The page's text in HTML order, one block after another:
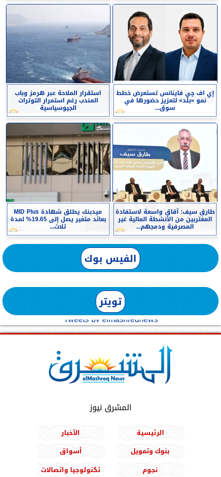
إي اف چي فاينانس تستعرض خطط
نمو «بلد» لتعزيز حضورها في
سوق...
استقرار الملاحة عبر هرمز وباب
المندب رغم استمرار التوترات
الجيوسياسية
طارق سيف: آقاق واسعة لاستفادة
المغتربين من الأنشطة المالية غير
المصرفية ودمجهم...
ميدبنك يطلق شهادة MID Plus
بعائد متغير يصل إلى 19.65% لمدة
ثلاث...
الفيس بوك
تويتر
Tweets by elmashreqnews
المشرق نيوز
الرئيسية
الأخبار
بنوك وتمويل
أسواق
نجوم
تكنولوجيا واتصالات